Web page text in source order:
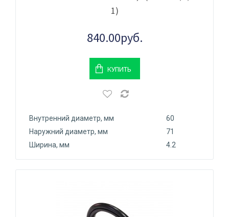
1)
840.00руб.
КУПИТЬ
Внутренний диаметр, мм
60
Наружний диаметр, мм
71
Ширина, мм
4.2